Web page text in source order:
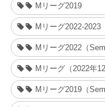
Mリーグ2019
Mリーグ2022-2023
Mリーグ2022（
Mリーグ（2022年12
Mリーグ2019（